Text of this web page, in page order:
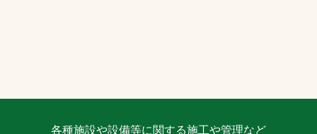
各種施設や設備等に関する施工や管理など